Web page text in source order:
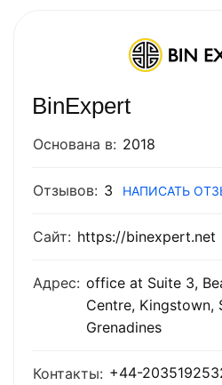
BinExpert
Основана в: 2018
Отзывов: 3
Сайт: https://binexpert.net
Адрес: office at Suite 3,
Centre, Kingstown,
Grenadines
Контакты: +44-